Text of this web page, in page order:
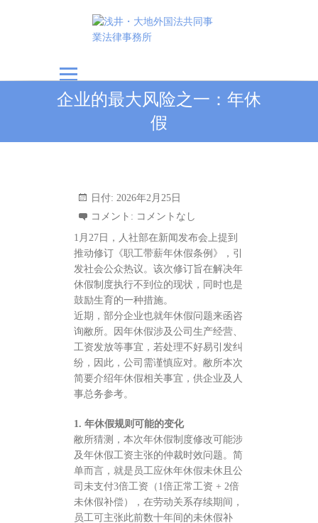
浅井・大地外国法共
同事業法律事務所
企业的最大风险之一：年休
假
日付: 2026年2月25日
コメント: コメントなし
1月27日，人社部在新闻发布会上提到
推动修订《职工带薪年休假条例》，引
发社会公众热议。该次修订旨在解决年
休假制度执行不到位的现状，同时也是
鼓励生育的一种措施。
近期，部分企业也就年休假问题来函咨
询敝所。因年休假涉及公司生产经营、
工资发放等事宜，若处理不好易引发纠
纷，因此，公司需谨慎应对。敝所本次
简要介绍年休假相关事宜，供企业及人
事总务参考。
1. 年休假规则可能的变化
敝所猜测，本次年休假制度修改可能涉
及年休假工资主张的仲裁时效问题。简
单而言，就是员工应休年休假未休且公
司未支付3倍工资（1倍正常工资 + 2倍
未休假补偿），在劳动关系存续期间，
员工可主张此前数十年间的未休假补